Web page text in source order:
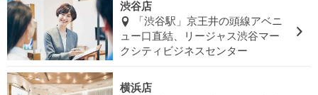
渋谷店
「渋谷駅」京王井の頭線アベニ
ュー口直結、リージャス渋谷マー
クシティビジネスセンター
横浜店